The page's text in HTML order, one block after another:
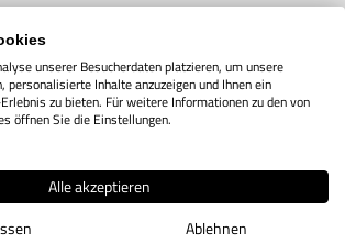
unserer Besucherdaten platzieren, um unsere
personalisierte Inhalte anzuzeigen und Ihnen ein
zu bieten. Für weitere Informationen zu den von
öffnen Sie die Einstellungen.
Alle akzeptieren
Ablehnen